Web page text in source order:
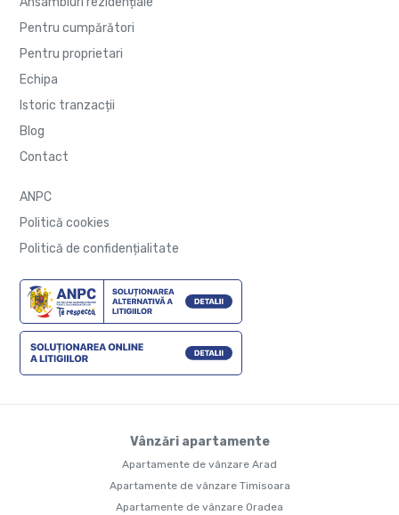
Pentru cumpărători
Pentru proprietari
Echipa
Istoric tranzacții
Blog
Contact
ANPC
Politică cookies
Politică de confidențialitate
Vânzări apartamente
Apartamente de vânzare Arad
Apartamente de vânzare Timisoara
Apartamente de vânzare Oradea